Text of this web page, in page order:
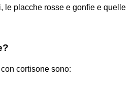
le placche rosse e gonfie e quelle
cortisone sono: